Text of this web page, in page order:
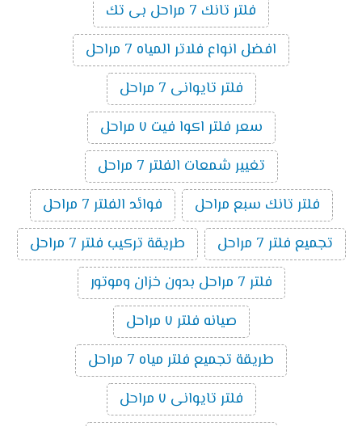
فلتر تانك 7 مراحل بى تك
افضل انواع فلاتر المياه 7 مراحل
فلتر تايوانى 7 مراحل
سعر فلتر اكوا فيت ٧ مراحل
تغيير شمعات الفلتر 7 مراحل
فلتر تانك سبع مراحل
فوائد الفلتر 7 مراحل
تجميع فلتر 7 مراحل
طريقة تركيب فلتر 7 مراحل
فلتر 7 مراحل بدون خزان وموتور
صيانه فلتر ٧ مراحل
طريقة تجميع فلتر مياه 7 مراحل
فلتر تايوانى ٧ مراحل